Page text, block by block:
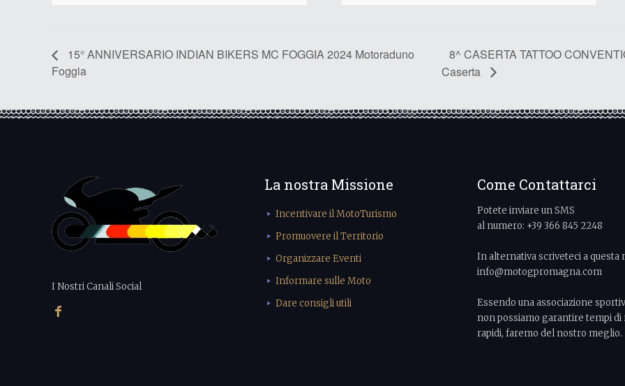
15° ANNIVERSARIO INDIAN BIKERS MC FOGGIA 2024 Motoraduno
Foggia
8^ CASERTA TATTOO
Caserta
I Nostri Canali Social
La nostra Missione
Incentivare il MotoTurismo
Promuovere il Territorio
Organizzare Eventi
Informare sulle Moto
Dare consigli utili
Come Contattarci
Potete inviare un SMS
al numero: +39 366 845 2248
In alternativa scriveteci a questa
info@motogpromagna.com
Essendo una associazione
non possiamo garantire tempi di
rapidi, faremo del nostro meglio.